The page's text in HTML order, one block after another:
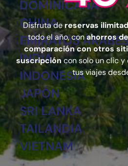
DOMINICANA
CHINA
EMIRATOS ÁRABES
INDIA
INDONESIA
JAPÓN
SRI LANKA
TAILANDIA
VIETNAM
Disfruta dereservas
todo el año, conahorros
comparación con otros
suscripcióncon solo un clic y
tus viajes